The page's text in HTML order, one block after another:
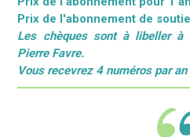
Prix de l'abonnement de
Les chèques sont à libeller à
Pierre Favre.
Vous recevrez 4 numéros par an